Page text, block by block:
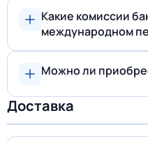
Какие комиссии
международном
Можно ли
Доставка